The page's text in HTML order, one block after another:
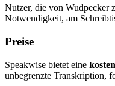
Nutzer, die von Wudpecker
Notwendigkeit, am
Preise
Speakwise bietet eine
unbegrenzte Transkription,